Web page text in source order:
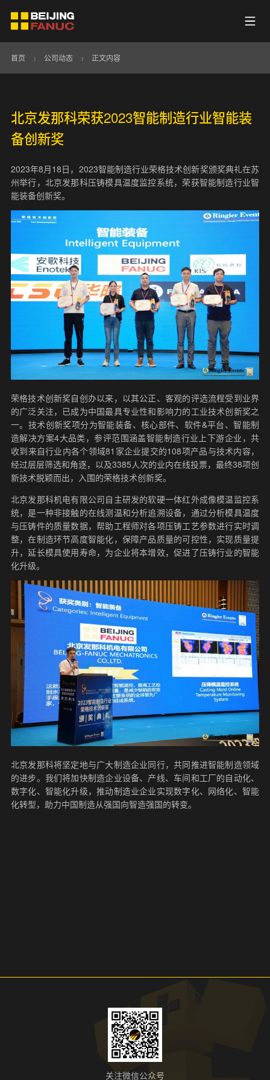
首页 > 公司动态 > 正文内容
北京发那科荣获2023智能制造行业智能装
备创新奖
2023年8月18日，2023智能制造行业荣格技术创新奖颁奖典礼在苏
州举行，北京发那科压铸模具温度监控系统，荣获智能制造行业智
能装备创新奖。
荣格技术创新奖自创办以来，以其公正、客观的评选流程受到业界
的广泛关注，已成为中国最具专业性和影响力的工业技术创新奖之
一。技术创新奖项分为智能装备、核心部件、软件&平台、智能制
造解决方案4大品类，参评范围涵盖智能制造行业上下游企业，共
收到来自行业内各个领域81家企业提交的108项产品与技术内容，
经过层层筛选和角逐，以及3385人次的业内在线投票，最终38项创
新技术脱颖而出，入围的荣格技术创新奖。
北京发那科机电有限公司自主研发的软硬一体红外成像模温监控系
统，是一种非接触的在线测温和分析追溯设备，通过分析模具温度
与压铸件的质量数据，帮助工程师对各项压铸工艺参数进行实时调
整，在制造环节高度智能化，保障产品质量的可控性，实现质量提
升，延长模具使用寿命，为企业将本增效，促进了压铸行业的智能
化升级。
北京发那科将坚定地与广大制造企业同行，共同推进智能制造领域
的进步。我们将加快制造企业设备、产线、车间和工厂的自动化、
数字化、智能化升级，推动制造业企业实现数字化、网络化、智能
化转型，助力中国制造从强国向智造强国的转变。
关注微信公众号